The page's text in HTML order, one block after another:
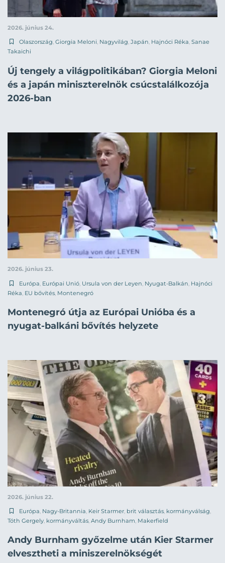
2026. június 24.
Olaszország, Giorgia Meloni, Nagyvilág, Japán, Hajnóci Réka, Sanae
Takaichi
Új tengely a világpolitikában? Giorgia Meloni
és a japán miniszterelnök csúcstalálkozója
2026-ban
2026. június 23.
Európa Európai Unió Ursula von der Leyen Nyugat-Balkán Hajnóci
Réka EU bővítés Montenegró
Montenegró útja az Európai Unióba és a
nyugat-balkáni bővítés helyzete
2026. június 22.
Európa Nagy-Britannia Keir Starmer brit választás kormányválság
Tóth Gergely kormányváltás Andy Burnham Makerfield
Andy Burnham győzelme után Kier Starmer
elvesztheti a miniszerelnökségét